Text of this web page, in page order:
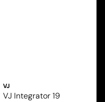
VJ
VJ Integrator 19